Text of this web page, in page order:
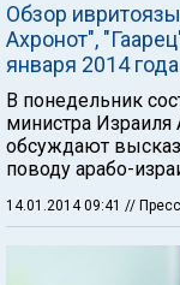
Обзор
Ахронот",
января 2014 года
В понедельник
министра
обсуждают
поводу арабо-
14.01.2014 09:41 //